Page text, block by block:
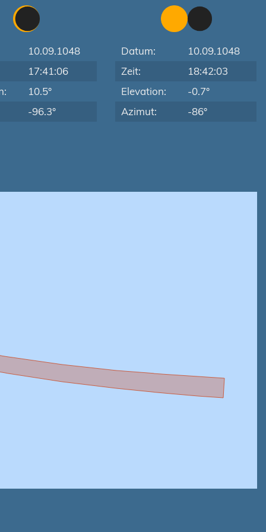
10.09.1048
17:41:06
10.5°
-96.3°
Datum:
10.09.1048
Zeit:
18:42:03
Elevation:
-0.7°
Azimut:
-86°